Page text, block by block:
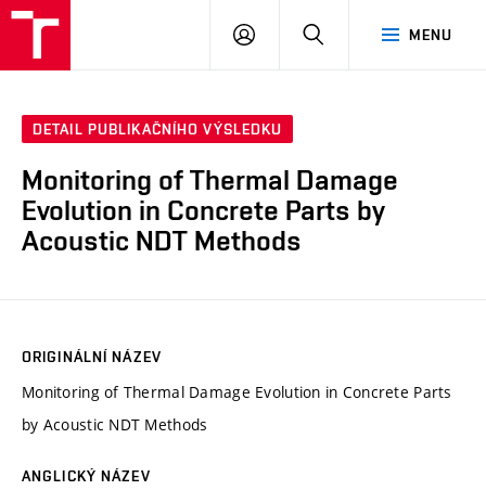
MENU
PŘIHLÁSIT
DETAIL PUBLIKAČNÍHO VÝSLEDKU
Monitoring of Thermal Damage
Evolution in Concrete Parts by
Acoustic NDT Methods
ORIGINÁLNÍ NÁZEV
Monitoring of Thermal Damage Evolution in Concrete Parts
by Acoustic NDT Methods
ANGLICKÝ NÁZEV